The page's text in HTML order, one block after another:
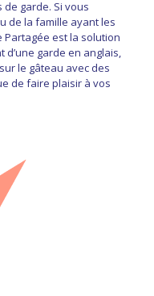
garde. Si vous
de la famille ayant les
est la solution
garde en anglais,
le gâteau avec des
de faire plaisir à vos